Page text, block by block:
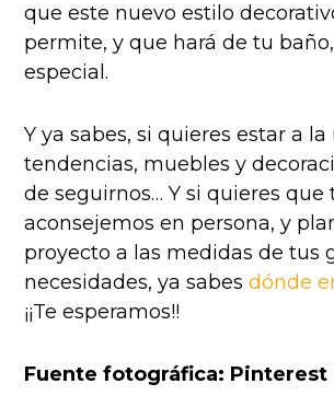
que este nuevo estilo
permite, y que hará de tu
especial.
Y ya sabes, si quieres estar a
tendencias, muebles y
de seguirnos… Y si quieres que
aconsejemos en persona, y
proyecto a las medidas de tus
necesidades, ya sabesdónde
¡¡Te esperamos!!
Fuente fotográfica: Pinterest